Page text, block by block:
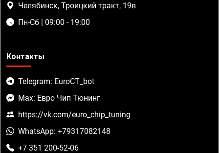
Челябинск, Троицкий тракт, 19в
Пн-Сб | 09:00 - 19:00
Контакты
Telegram: EuroCT_bot
Max: Евро Чип Тюнинг
https://vk.com/euro_chip_tuning
WhatsApp: +79317082148
+7 351 200-52-06